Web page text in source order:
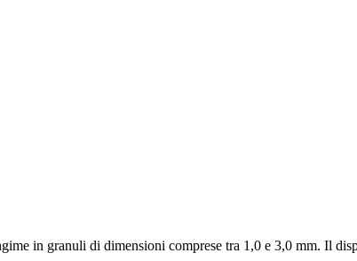
in granuli di dimensioni comprese tra 1,0 e 3,0 mm. Il